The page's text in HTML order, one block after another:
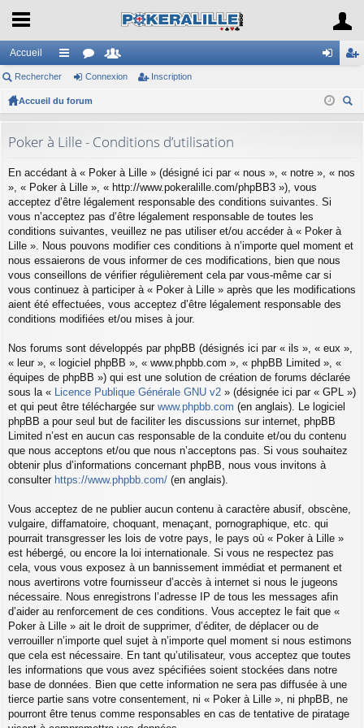
Accueil
ac
co
ci
s
or
u
e
es
ne cri
Rechercher Connexion Inscription
Accueil du forum
er
Poker à Lille - Conditions d’utilisation
En accédant à « Poker à Lille » (désigné ici par « nous », « notre », « nos
», « Poker à Lille », « http://www.pokeralille.com/phpBB3 »), vous
acceptez d’être légalement responsable des conditions suivantes. Si
vous n’acceptez pas d’être légalement responsable de toutes les
conditions suivantes, veuillez ne pas utiliser et/ou accéder à « Poker à
Lille ». Nous pouvons modifier ces conditions à n’importe quel moment et
nous essaierons de vous informer de ces modifications, bien que nous
vous conseillons de vérifier régulièrement cela par vous-même car si
vous continuez à participer à « Poker à Lille » après que les modifications
aient été effectuées, vous acceptez d’être légalement responsable des
conditions modifiées et/ou mises à jour.
Nos forums sont développés par phpBB (désignés ici par « ils », « eux »,
« leur », « logiciel phpBB », « www.phpbb.com », « phpBB Limited », «
équipes de phpBB ») qui est une solution de création de forums déclarée
sous la « Licence Publique Générale GNU v2 » (désignée ici par « GPL »)
et qui peut être téléchargée sur www.phpbb.com (en anglais). Le logiciel
phpBB a pour seul but de faciliter les discussions sur internet, phpBB
Limited n’est en aucun cas responsable de la conduite et/ou du contenu
que nous acceptons et/ou que nous n’acceptons pas. Si vous souhaitez
obtenir plus d’informations concernant phpBB, nous vous invitons à
consulter https://www.phpbb.com/ (en anglais).
Vous acceptez de ne publier aucun contenu à caractère abusif, obscène,
vulgaire, diffamatoire, choquant, menaçant, pornographique, etc. qui
pourrait transgresser les lois de votre pays, le pays où « Poker à Lille »
est hébergé, ou encore la loi internationale. Si vous ne respectez pas
cela, vous vous exposez à un bannissement immédiat et permanent et
nous avertirons votre fournisseur d’accès à internet si nous le jugeons
nécessaire. Nous enregistrons l’adresse IP de tous les messages afin
d’aider au renforcement de ces conditions. Vous acceptez le fait que «
Poker à Lille » ait le droit de supprimer, d’éditer, de déplacer ou de
verrouiller n’importe quel sujet à n’importe quel moment si nous estimons
que cela est nécessaire. En tant qu’utilisateur, vous acceptez que toutes
les informations que vous avez spécifiées soient stockées dans notre
base de données. Bien que cette information ne sera pas diffusée à une
tierce partie sans votre consentement, ni « Poker à Lille », ni phpBB, ne
pourront être tenus comme responsables en cas de tentative de piratage